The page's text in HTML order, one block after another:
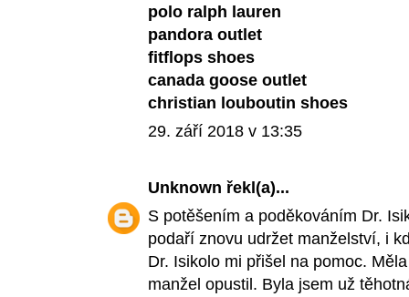
polo ralph lauren
pandora outlet
fitflops shoes
canada goose outlet
christian louboutin shoes
29. září 2018 v 13:35
Unknown řekl(a)...
S potěšením a poděkováním Dr.
podaří znovu udržet manželství, i
Dr. Isikolo mi přišel na pomoc.
manžel opustil. Byla jsem už